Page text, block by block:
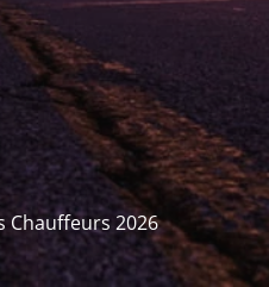
Chauffeurs 2026